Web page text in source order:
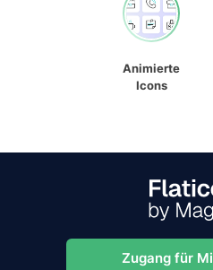
Animierte
Icons
Zugang für